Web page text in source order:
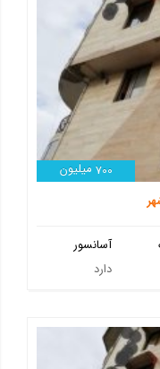
700 میلیون
آسانسور
دارد